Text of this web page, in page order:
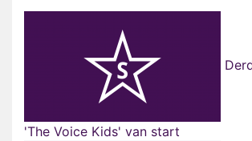
'The Voice Kids' van start